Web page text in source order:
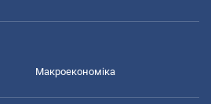
Макроекономіка